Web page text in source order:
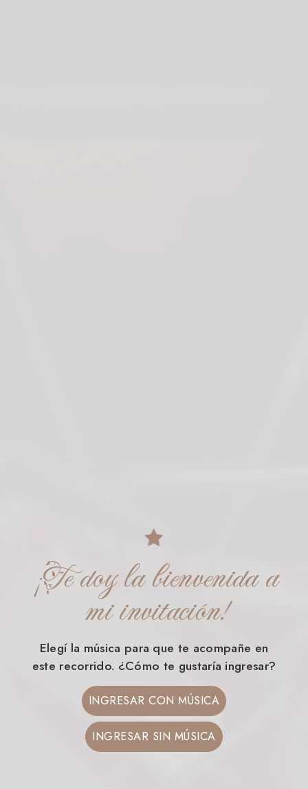
¡Te doy la bienvenida a
mi invitación!
Elegí la música para que te acompañe en
este recorrido. ¿Cómo te gustaría ingresar?
INGRESAR CON MÚSICA
INGRESAR SIN MÚSICA